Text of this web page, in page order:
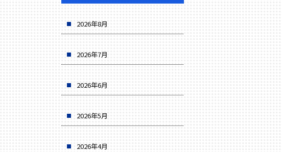
2026年8月
2026年7月
2026年6月
2026年5月
2026年4月